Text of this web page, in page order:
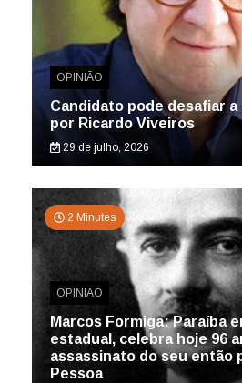
OPINIÃO
Candidato pode desafiar a
por Ricardo Viveiros
29 de julho, 2026
2 Minutes
OPINIÃO
Marcos Formiga: Paraíba
estadual, celebra hoje 96
assassinato do seu então
Pessoa